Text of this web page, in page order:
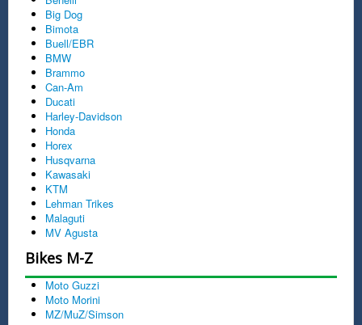
Big Dog
Bimota
Buell/EBR
BMW
Brammo
Can-Am
Ducati
Harley-Davidson
Honda
Horex
Husqvarna
Kawasaki
KTM
Lehman Trikes
Malaguti
MV Agusta
Bikes M-Z
Moto Guzzi
Moto Morini
MZ/MuZ/Simson